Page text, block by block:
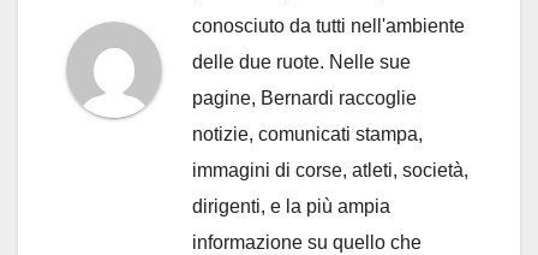
conosciuto da tutti nell'ambiente
delle due ruote. Nelle sue
pagine, Bernardi raccoglie
notizie, comunicati stampa,
immagini di corse, atleti, società,
dirigenti, e la più ampia
informazione su quello che